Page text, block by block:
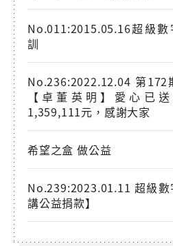
No.011:2015.05.16超級
訓
No.236:2022.12.04 第
【卓董英明】愛心已
1,359,111元，感謝大家
希望之盒 做公益
No.239:2023.01.11 超級
講公益捐款】